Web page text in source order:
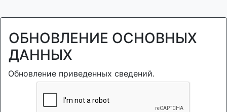
ОБНОВЛЕНИЕ ОСНОВНЫХ
ДАННЫХ
Обновление приведенных сведений.